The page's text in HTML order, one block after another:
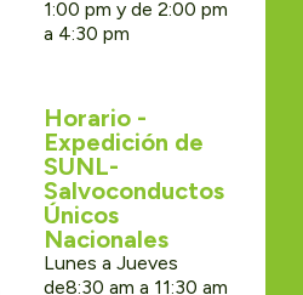
1:00 pm y de 2:00 pm
a 4:30 pm
Horario -
Expedición de
SUNL-
Salvoconductos
Únicos
Nacionales
Lunes a Jueves
de8:30 am a 11:30 am